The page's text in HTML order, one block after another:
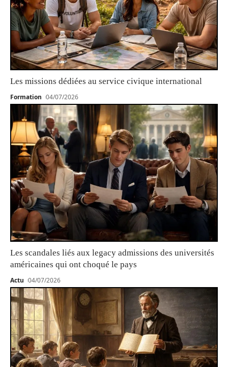
Les missions dédiées au service civique international
Formation 04/07/2026
Les scandales liés aux legacy admissions des universités
américaines qui ont choqué le pays
Actu 04/07/2026